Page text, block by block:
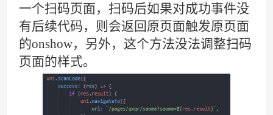
一个扫码页面，扫码后如果对成功事件没
有后续代码，则会返回原页面触发原页面
的onshow，另外，这个方法没法调整扫码
页面的样式。